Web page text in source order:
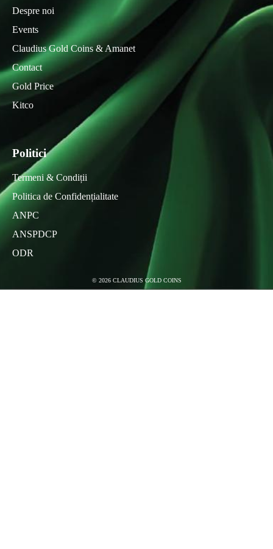
Despre noi
Events
Claudius Gold Coins & Amanet
Contact
Gold Price
Kitco
Politici
Termeni & Condiții
Politica de Confidențialitate
ANPC
ANSPDCP
ODR
© 2026 CLAUDIUS GOLD COINS